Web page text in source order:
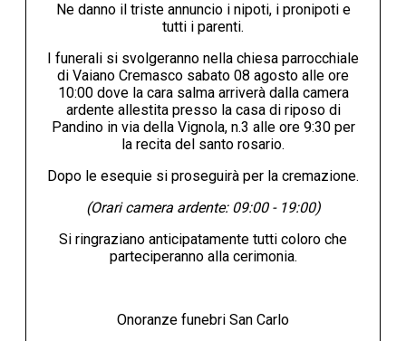
Ne danno il triste annuncio i nipoti, i pronipoti e
tutti i parenti.
I funerali si svolgeranno nella chiesa parrocchiale
di Vaiano Cremasco sabato 08 agosto alle ore
10:00 dove la cara salma arriverà dalla camera
ardente allestita presso la casa di riposo di
Pandino in via della Vignola, n.3 alle ore 9:30 per
la recita del santo rosario.
Dopo le esequie si proseguirà per la cremazione.
(Orari camera ardente: 09:00 - 19:00)
Si ringraziano anticipatamente tutti coloro che
parteciperanno alla cerimonia.
Onoranze funebri San Carlo